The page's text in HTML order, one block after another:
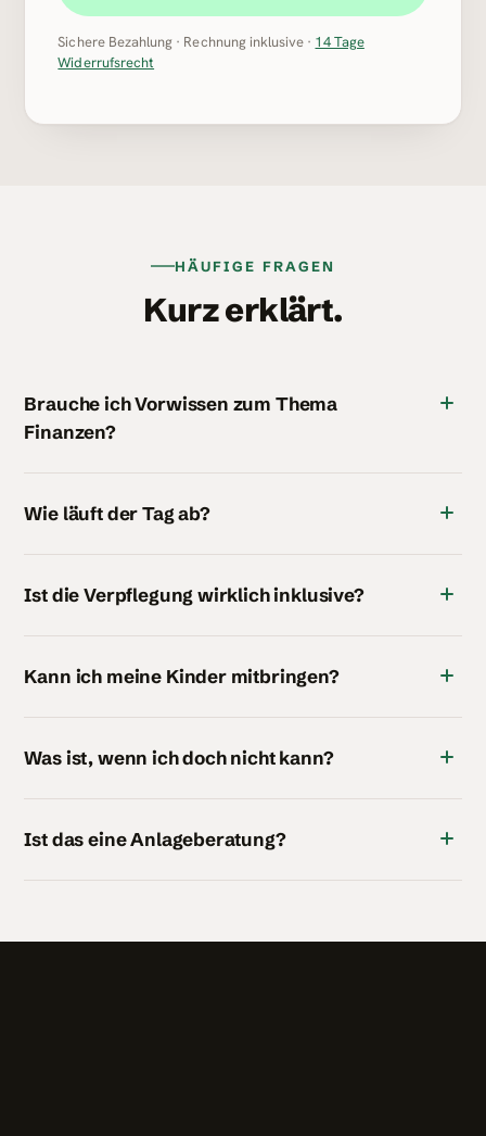
Sichere Bezahlung · Rechnung inklusive · 14 Tage
Widerrufsrecht
HÄUFIGE FRAGEN
Kurz erklärt.
Brauche ich Vorwissen zum Thema
Finanzen?
Wie läuft der Tag ab?
Ist die Verpflegung wirklich inklusive?
Kann ich meine Kinder mitbringen?
Was ist, wenn ich doch nicht kann?
Ist das eine Anlageberatung?